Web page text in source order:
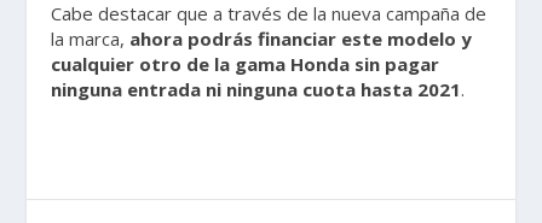
Cabe destacar que a través de la nueva campaña de
la marca, ahora podrás financiar este modelo y
cualquier otro de la gama Honda sin pagar
ninguna entrada ni ninguna cuota hasta 2021.